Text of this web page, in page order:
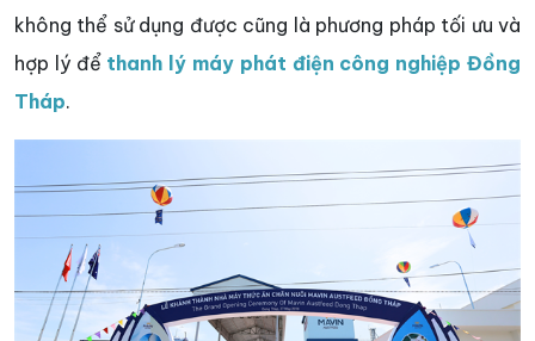
không thể sử dụng được cũng là phương pháp tối ưu và
hợp lý để thanh lý máy phát điện công nghiệp Đồng
Tháp.